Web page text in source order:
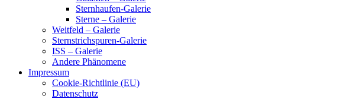
Sternhaufen-Galerie
Sterne – Galerie
Weitfeld – Galerie
Sternstrichspuren-Galerie
ISS – Galerie
Andere Phänomene
Impressum
Cookie-Richtlinie (EU)
Datenschutz